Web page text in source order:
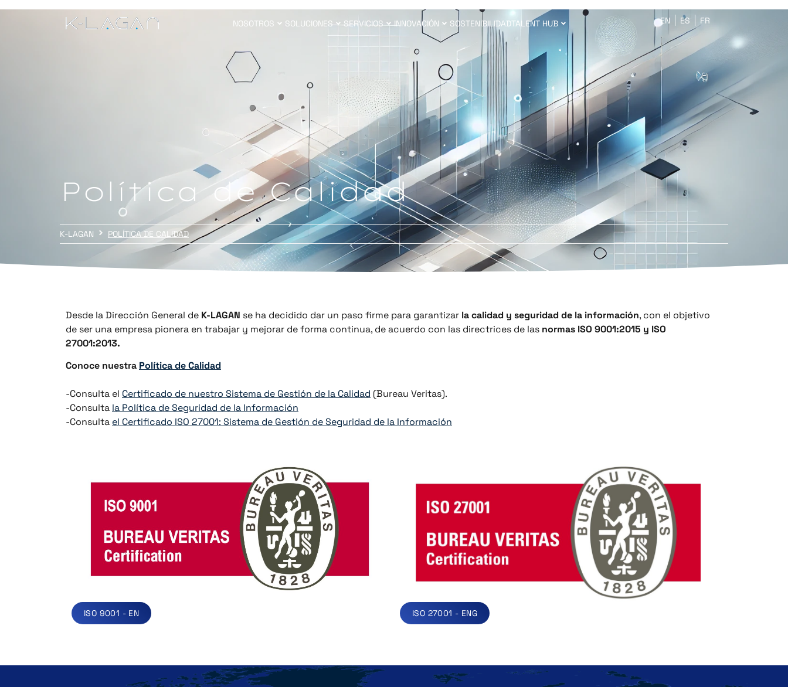
NOSOTROS SOLUCIONES SERVICIOS INNOVACIÓN SOSTENIBILIDADTALENT HUB EN ES FR
Política de Calidad
K-LAGAN POLÍTICA DE CALIDAD
Desde la Dirección General de K-LAGAN se ha decidido dar un paso firme para garantizar la calidad y seguridad de la información, con el objetivo
de ser una empresa pionera en trabajar y mejorar de forma continua, de acuerdo con las directrices de las normas ISO 9001:2015 y ISO
27001:2013.
Conoce nuestra Política de Calidad
-Consulta el Certificado de nuestro Sistema de Gestión de la Calidad (Bureau Veritas).
-Consulta la Política de Seguridad de la Información
-Consulta el Certificado ISO 27001: Sistema de Gestión de Seguridad de la Información
ISO 9001 - EN ISO 27001 - ENG